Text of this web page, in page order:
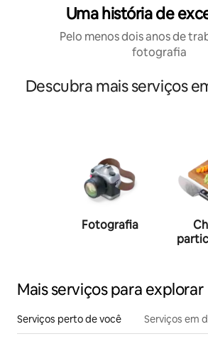
Uma história de
Pelo menos dois anos de
fotografia
Descubra mais serviços
Fotografia
Mais serviços para explorar
Serviços perto de você Serviços em